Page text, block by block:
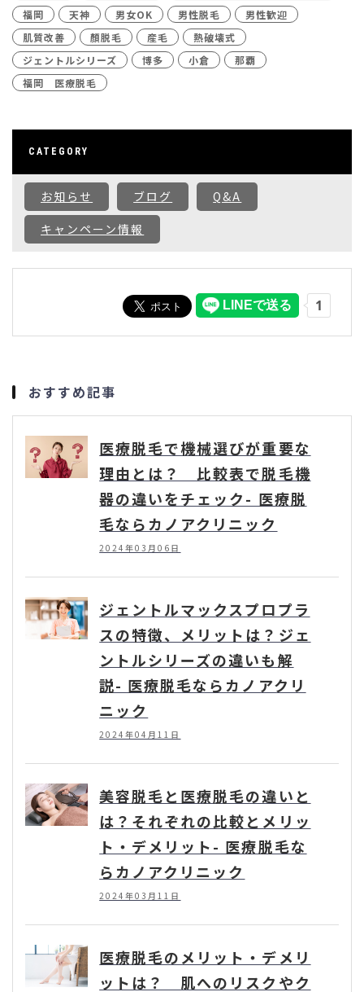
福岡
天神 男女OK 男性脱毛
男性歓迎
肌質改善
顏脱毛 産毛
熱破壊式
ジェントルシリーズ
博多 小倉
那覇
福岡 医療脱毛
CATEGORY
お知らせ ブログ
Q&A
キャンペーン情報
おすすめ記事
医療脱毛で機械選びが重要な
理由とは？ 比較表で脱毛機
器の違いをチェック- 医療脱
毛ならカノアクリニック
2024年03月06日
ジェントルマックスプロプラ
スの特徴、メリットは？ジェ
ントルシリーズの違いも解
説- 医療脱毛ならカノアクリ
ニック
2024年04月11日
美容脱毛と医療脱毛の違いと
は？それぞれの比較とメリッ
ト・デメリット- 医療脱毛な
らカノアクリニック
2024年03月11日
医療脱毛のメリット・デメリ
ットは？ 肌へのリスクやク